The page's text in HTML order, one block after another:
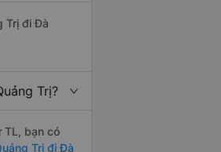
Trị đi Đà
Trị?
TL, bạn có
Trị đi Đà